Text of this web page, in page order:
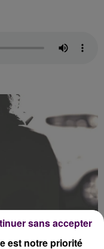
est notre priorité
sans accepter